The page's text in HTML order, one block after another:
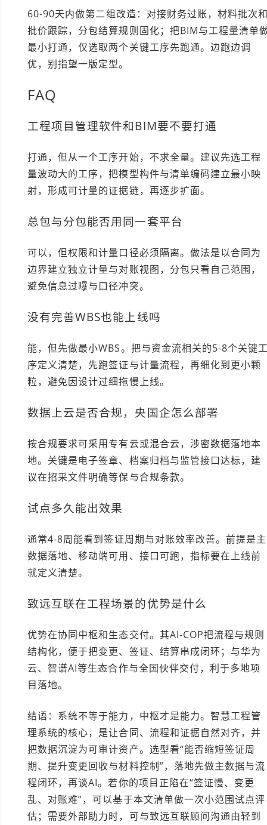
60-90天内做第二组改造：对接财务过账，材料批次
批价跟踪，分包结算规则固化；把BIM与工程量清单
最小打通，仅选取两个关键工序先跑通。边跑边调
优，别指望一版定型。
FAQ
工程项目管理软件和BIM要不要打通
打通，但从一个工序开始，不求全量。建议先选工程
量波动大的工序，把模型构件与清单编码建立最小映
射，形成可计量的证据链，再逐步扩面。
总包与分包能否用同一套平台
可以，但权限和计量口径必须隔离。做法是以合同为
边界建立独立计量与对账视图，分包只看自己范围，
避免信息过曝与口径冲突。
没有完善WBS也能上线吗
能，但先做最小WBS。把与资金流相关的5-8个关键
序定义清楚，先跑签证与计量流程，再细化到更小颗
粒，避免因设计过细拖慢上线。
数据上云是否合规，央国企怎么部署
按合规要求可采用专有云或混合云，涉密数据落地本
地。关键是电子签章、档案归档与监管接口达标，建
议在招采文件明确等保与合规条款。
试点多久能出效果
通常4-8周能看到签证周期与对账效率改善。前提是主
数据落地、移动端可用、接口可跑，指标要在上线前
就定义清楚。
致远互联在工程场景的优势是什么
优势在协同中枢和生态交付。其AI-COP把流程与规则
结构化，便于把变更、签证、结算串成闭环；与华为
云、智谱AI等生态合作与全国伙伴交付，利于多地项
目落地。
结语：系统不等于能力，中枢才是能力。智慧工程管
理系统的核心，是让合同、流程和证据自然对齐，并
把数据沉淀为可审计资产。选型看“能否缩短签证周
期、提升变更回收与材料控制”，落地先做主数据与流
程闭环，再谈AI。若你的项目正陷在“签证慢、变更
乱、对账难”，可以基于本文清单做一次小范围试点评
估；需要外部助力时，可与致远互联顾问沟通由轻到